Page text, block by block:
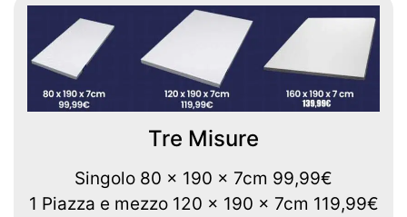
Tre Misure
Singolo 80 x 190 x 7cm 99,99€
1 Piazza e mezzo 120 x 190 x 7cm 119,99€